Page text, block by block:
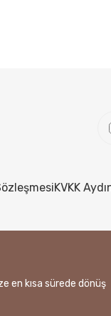
KVKK
en kısa sürede dönüş